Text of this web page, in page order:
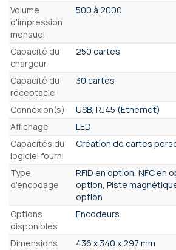
Volume
d'impression
mensuel
500 à 2000
Capacité du
chargeur
250 cartes
Capacité du
réceptacle
30 cartes
Connexion(s)
USB, RJ45 (Ethernet)
Affichage
LED
Capacités du
logiciel fourni
Création de cartes
Type
d'encodage
RFID en option, NFC en
option, Piste
option
Options
disponibles
Encodeurs
Dimensions 436 x 340 x 297 mm